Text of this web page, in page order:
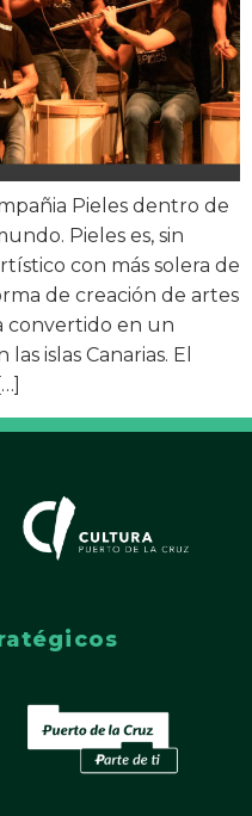
Pieles dentro de
Pieles es, sin
con más solera de
de creación de artes
convertido en un
islas Canarias. El